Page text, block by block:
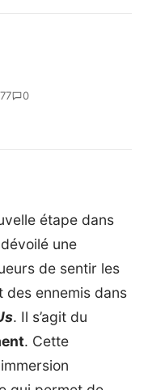
0
étape dans
une
de sentir les
des ennemis dans
. Il s’agit du
. Cette